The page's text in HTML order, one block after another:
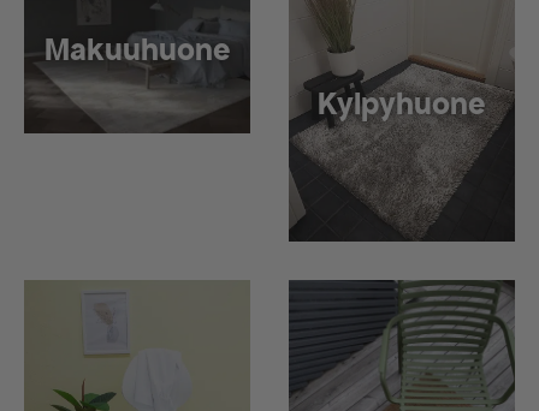
Makuuhuone
Kylpyhuone